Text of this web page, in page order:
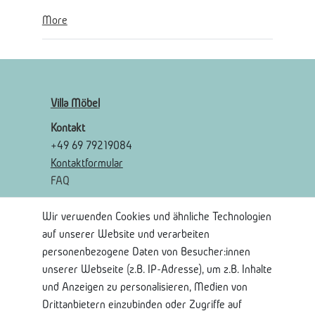
More
Villa Möbel
Kontakt
+49 69 79219084
Kontaktformular
FAQ
Rechtliches
Widerrufsrecht
Widerrufsformular
Impressum
Wir verwenden Cookies und ähnliche Technologien
auf unserer Website und verarbeiten
personenbezogene Daten von Besucher:innen
unserer Webseite (z.B. IP-Adresse), um z.B. Inhalte
und Anzeigen zu personalisieren, Medien von
Drittanbietern einzubinden oder Zugriffe auf